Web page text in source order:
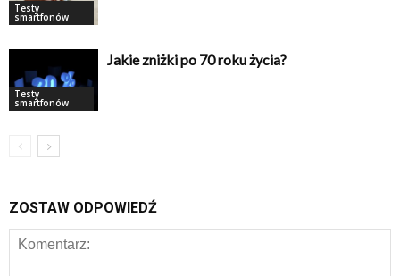
Testy
smartfonów
Testy
smartfonów
Jakie zniżki po 70 roku życia?
ZOSTAW ODPOWIEDŹ